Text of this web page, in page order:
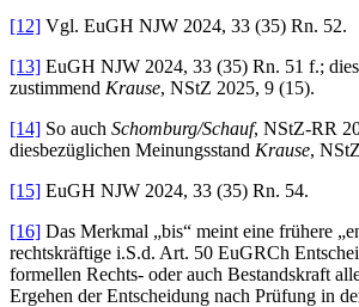
[12] Vgl. EuGH NJW 2024, 33 (35) Rn. 52.
[13] EuGH NJW 2024, 33 (35) Rn. 51 f.;
zustimmend Krause, NStZ 2025, 9 (15).
[14] So auch Schomburg/Schauf, NStZ-RR
diesbezüglichen Meinungsstand Krause,
[15] EuGH NJW 2024, 33 (35) Rn. 54.
[16] Das Merkmal „bis“ meint eine frühere
rechtskräftige i.S.d. Art. 50 EuGRCh
formellen Rechts- oder auch Bestandskraft
Ergehen der Entscheidung nach Prüfung in